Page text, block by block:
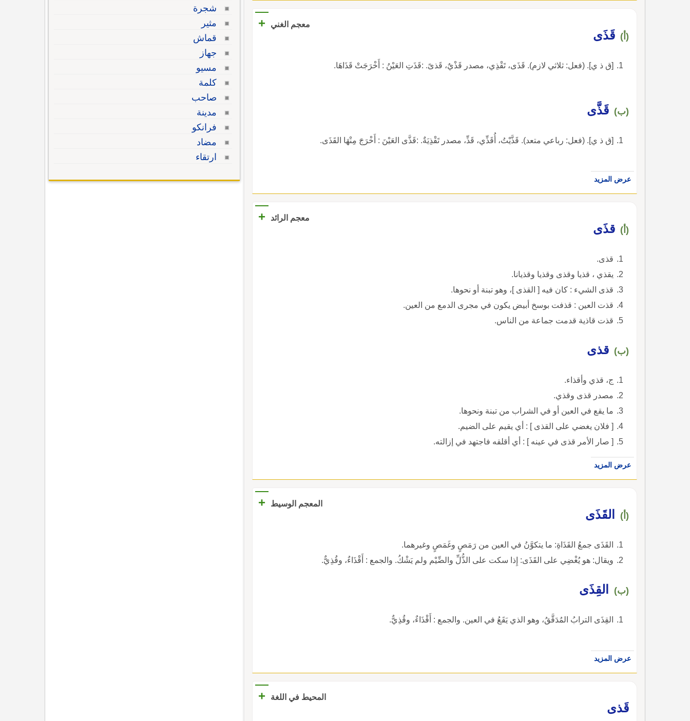
معجم الغني +
(أ) قَذَى
[ق ذ ي]. (فعل: ثلاثي لازم). قَذَى، تَقْذِي، مصدر قَذْيٌ، قَذىً. :قَذَتِ العَيْنُ : أَخْرَجَتْ قَذَاهَا.
(ب) قَذَّى
[ق ذ ي]. (فعل: رباعي متعد). قَذَّيْتُ، أُقَذِّي، قَذِّ، مصدر تَقْذِيَةٌ. :قَذَّى العَيْنَ : أَخْرَجَ مِنْهَا القَذَى.
عرض المزيد
معجم الرائد +
(أ) قذَى
قذى.
يقذي ، قذيا وقذى وقذيا وقذيانا.
قذى الشيء : كان فيه [ القذى ]، وهو تبنة أو نحوها.
قذت العين : قذفت بوسخ أبيض يكون في مجرى الدمع من العين.
قذت قاذية قدمت جماعة من الناس.
(ب) قذى
ج، قذي وأقذاء.
مصدر قذى وقذي.
ما يقع في العين أو في الشراب من تبنة ونحوها.
[ فلان يغضي على القذى ] : أي يقيم على الضيم.
[ صار الأمر قذى في عينه ] : أي أقلقه فاجتهد في إزالته.
عرض المزيد
المعجم الوسيط +
(أ) القَذَى
القَذَى جمعُ القَذَاةِ: ما يتكوَّنُ في العين من رَمَصٍ وغَمَصٍ وغيرهما.
ويقال: هو يُغْضِي على القَذَى: إِذا سكت على الذُّلِّ والضِّيْم ولم يَشْكُ. والجمع : أَقْذَاءٌ، وقُذِيٌّ.
(ب) القِذَى
القِذَى الترابُ المُدَقَّقُ، وهو الذي يَقَعُ في العين. والجمع : أَقْذَاءٌ، وقُذِيٌّ.
عرض المزيد
المحيط في اللغة
+
قَذى
شجرة
مثير
قماش
جهاز
مسيو
كلمة
صاحب
مدينة
فرانكو
مضاد
ارتقاء